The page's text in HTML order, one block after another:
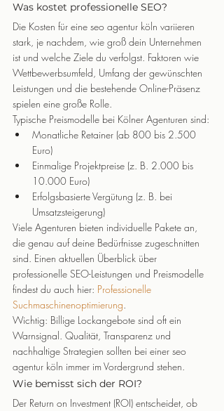
Was kostet professionelle SEO?
Die Kosten für eine seo agentur köln variieren
stark, je nachdem, wie groß dein Unternehmen
ist und welche Ziele du verfolgst. Faktoren wie
Wettbewerbsumfeld, Umfang der gewünschten
Leistungen und die bestehende Online-Präsenz
spielen eine große Rolle.
Typische Preismodelle bei Kölner Agenturen sind:
Monatliche Retainer (ab 800 bis 2.500
Euro)
Einmalige Projektpreise (z. B. 2.000 bis
10.000 Euro)
Erfolgsbasierte Vergütung (z. B. bei
Umsatzsteigerung)
Viele Agenturen bieten individuelle Pakete an,
die genau auf deine Bedürfnisse zugeschnitten
sind. Einen aktuellen Überblick über
professionelle SEO-Leistungen und Preismodelle
findest du auch hier: Professionelle
Suchmaschinenoptimierung.
Wichtig: Billige Lockangebote sind oft ein
Warnsignal. Qualität, Transparenz und
nachhaltige Strategien sollten bei einer seo
agentur köln immer im Vordergrund stehen.
Wie bemisst sich der ROI?
Der Return on Investment (ROI) entscheidet, ob